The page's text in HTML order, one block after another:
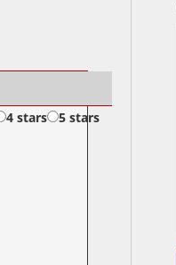
4 stars 5 stars